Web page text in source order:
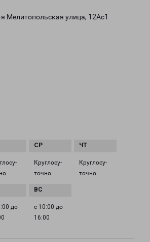
Мелитопольская улица, 12Ас1
Круглосу­
точно
Круглосу­
точно
до
с 10:00 до
16:00